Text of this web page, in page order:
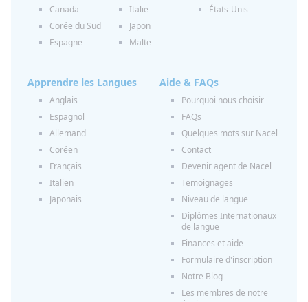
Canada
Corée du Sud
Espagne
Italie
Japon
Malte
États-Unis
Apprendre les Langues
Anglais
Espagnol
Allemand
Coréen
Français
Italien
Japonais
Aide & FAQs
Pourquoi nous choisir
FAQs
Quelques mots sur Nacel
Contact
Devenir agent de Nacel
Temoignages
Niveau de langue
Diplômes Internationaux
de langue
Finances et aide
Formulaire d'inscription
Notre Blog
Les membres de notre